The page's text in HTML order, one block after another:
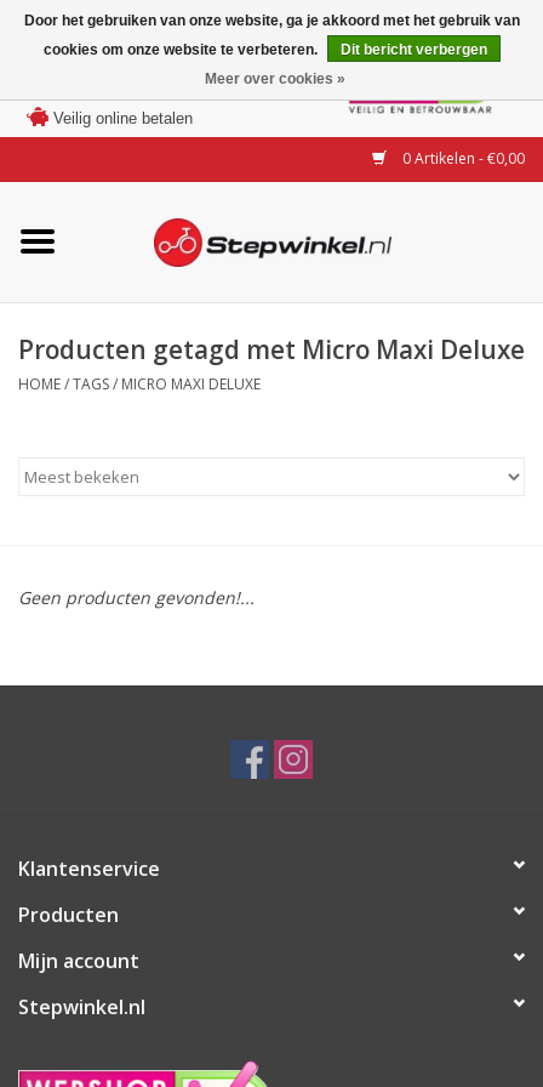
Veilig online betalen
0 Artikelen - €0,00
Merken
Modellen
Accessoires
Steps huren of uitproberen
Producten getagd met Micro Maxi Deluxe
HOME/TAGS/ MICRO MAXI DELUXE
Geen producten gevonden!...
Klantenservice
Producten
Mijn account
Stepwinkel.nl
Door het gebruiken van onze website, ga je akkoord met het gebruik van
cookies om onze website te verbeteren.
Dit bericht verbergen
Meer over cookies »